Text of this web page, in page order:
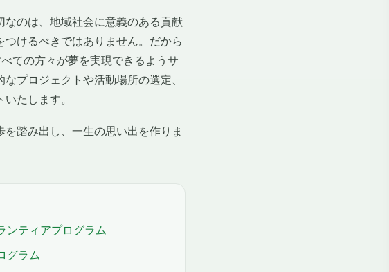
のは、地域社会に意義のある貢献
けるべきではありません。だから
ての方々が夢を実現できるようサ
プロジェクトや活動場所の選定、
たします。
踏み出し、一生の思い出を作りま
ンティアプログラム
グラム